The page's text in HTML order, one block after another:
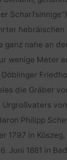
ganz nahe an
wenige Meter
die Gräber
Urgroßvaters
Philipp
1797 in
Juni 1881 in